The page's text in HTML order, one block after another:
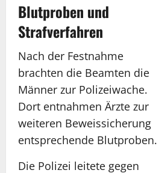
Blutproben und
Strafverfahren
Nach der Festnahme
brachten die Beamten die
Männer zur Polizeiwache.
Dort entnahmen Ärzte zur
weiteren Beweissicherung
entsprechende Blutproben.
Die Polizei leitete gegen